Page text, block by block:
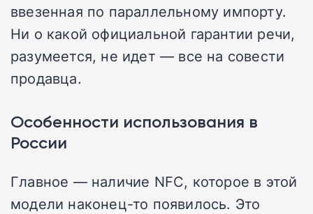
ввезенная по параллельному импорту.
Ни о какой официальной гарантии речи,
разумеется, не идет — все на совести
продавца.
Особенности использования в
России
Главное — наличие NFC, которое в этой
модели наконец-то появилось. Это